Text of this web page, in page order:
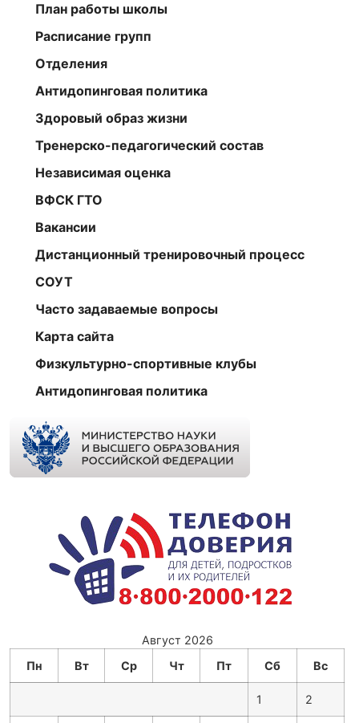
План работы школы
Расписание групп
Отделения
Антидопинговая политика
Здоровый образ жизни
Тренерско-педагогический состав
Независимая оценка
ВФСК ГТО
Вакансии
Дистанционный тренировочный процесс
СОУТ
Часто задаваемые вопросы
Карта сайта
Физкультурно-спортивные клубы
Антидопинговая политика
Август 2026
Пн
Вт Ср Чт Пт Сб Вс
1 2